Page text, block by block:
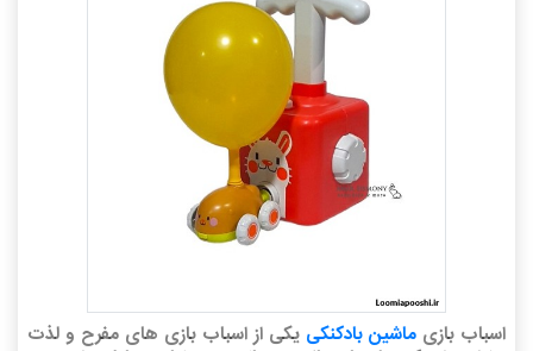
اسباب بازی ماشین بادکنکی یکی از اسباب بازی های مفرح و لذت